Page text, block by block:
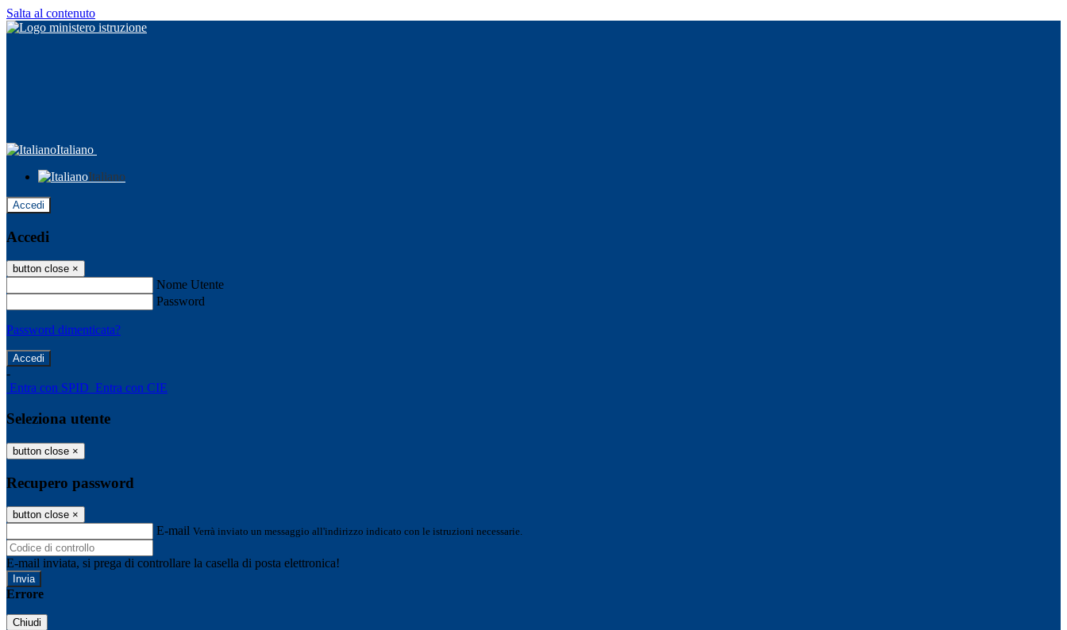
Salta al contenuto
Italiano
Italiano
Accedi
Accedi
button close ×
Nome Utente
Password
Password dimenticata?
-
Entra con SPID Entra con CIE
Seleziona utente
button close ×
Recupero password
button close ×
E-mail Verrà inviato un messaggio all'indirizzo indicato con le istruzioni necessarie.
E-mail inviata, si prega di controllare la casella di posta elettronica!
Errore
Chiudi